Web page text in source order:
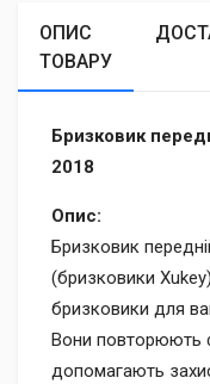
ОПИС
ТОВАРУ
Бризковик
2018
Опис:
Бризковик
(бризковики
бризковики для
Вони повторюють
допомагають